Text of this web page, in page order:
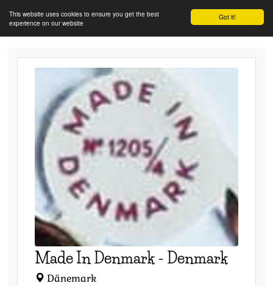
Got it!
This website uses cookies to ensure you get the best
experience on our website
Made In Denmark- Denmark
Dänemark